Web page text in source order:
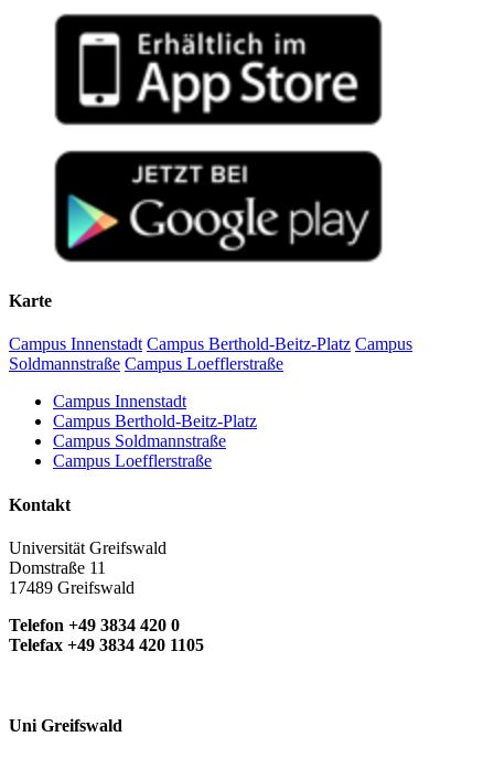
Karte
Campus Innenstadt Campus Berthold-Beitz-Platz Campus
Soldmannstraße Campus Loefflerstraße
Campus Innenstadt
Campus Berthold-Beitz-Platz
Campus Soldmannstraße
Campus Loefflerstraße
Kontakt
Universität Greifswald
Domstraße 11
17489 Greifswald
Telefon +49 3834 420 0
Telefax +49 3834 420 1105
Uni Greifswald